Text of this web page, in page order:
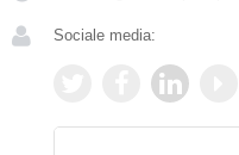
Sociale media: